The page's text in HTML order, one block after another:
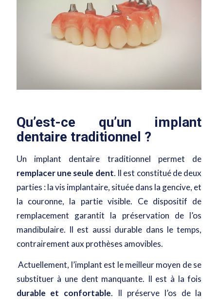
Qu’est-ce qu’un implant
dentaire traditionnel ?
Un implant dentaire traditionnel permet de
remplacer une seule dent. Il est constitué de deux
parties : la vis implantaire, située dans la gencive, et
la couronne, la partie visible. Ce dispositif de
remplacement garantit la préservation de l’os
mandibulaire. Il est aussi durable dans le temps,
contrairement aux prothèses amovibles.
Actuellement, l’implant est le meilleur moyen de se
substituer à une dent manquante. Il est à la fois
durable et confortable. Il préserve l’os de la